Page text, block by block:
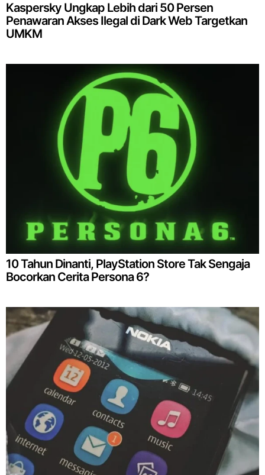
Kaspersky Ungkap Lebih dari 50 Persen
Penawaran Akses Ilegal di Dark Web Targetkan
UMKM
10 Tahun Dinanti, PlayStation Store Tak Sengaja
Bocorkan Cerita Persona 6?